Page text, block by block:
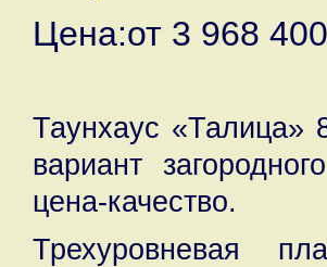
Цена:от 3 968
Таунхаус «Талица»
вариант
цена-качество.
Трехуровневая